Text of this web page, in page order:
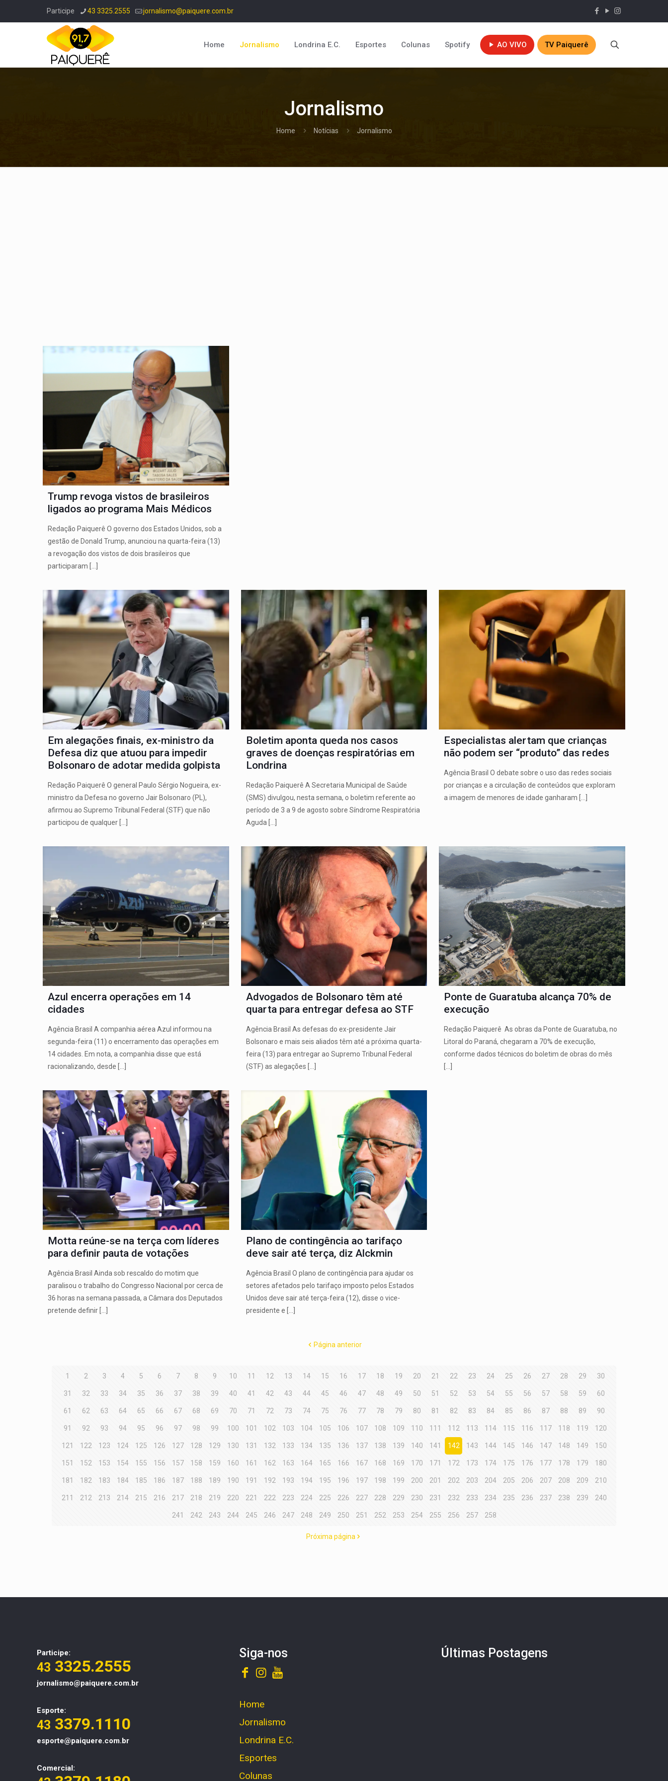
Participe 43 3325.2555 jornalismo@paiquere.com.br
Home Jornalismo Londrina E.C. Esportes Colunas Spotify AO VIVO TV Paiquerê
Jornalismo
Home Notícias Jornalismo
Trump revoga vistos de brasileiros
ligados ao programa Mais Médicos
Redação Paiquerê O governo dos Estados Unidos, sob a
gestão de Donald Trump, anunciou na quarta-feira (13)
a revogação dos vistos de dois brasileiros que
participaram
Em alegações finais, ex-ministro da
Defesa diz que atuou para impedir
Bolsonaro de adotar medida golpista
Redação Paiquerê O general Paulo Sérgio Nogueira, ex-
ministro da Defesa no governo Jair Bolsonaro (PL),
afirmou ao Supremo Tribunal Federal (STF) que não
participou de qualquer[…]
Boletim aponta queda nos casos
graves de doenças respiratórias em
Londrina
Redação Paiquerê A Secretaria Municipal de Saúde
(SMS) divulgou, nesta semana, o boletim referente ao
período de 3 a 9 de agosto sobre Síndrome Respiratória
Aguda
Especialistas alertam que crianças
não podem ser “produto” das redes
Agência Brasil O debate sobre o uso das redes sociais
por crianças e a circulação de conteúdos que exploram
a imagem de menores de idade ganharam
Azul encerra operações em 14
cidades
Agência Brasil A companhia aérea Azul informou na
segunda-feira (11) o encerramento das operações em
14 cidades. Em nota, a companhia disse que está
racionalizando, desde
Advogados de Bolsonaro têm até
quarta para entregar defesa ao STF
Agência Brasil As defesas do ex-presidente Jair
Bolsonaro e mais seis aliados têm até a próxima quarta-
feira (13) para entregar ao Supremo Tribunal Federal
(STF) as alegações
Ponte de Guaratuba alcança 70% de
execução
Redação Paiquerê As obras da Ponte de Guaratuba, no
Litoral do Paraná, chegaram a 70% de execução,
conforme dados técnicos do boletim de obras do mês
Motta reúne-se na terça com líderes
para definir pauta de votações
Agência Brasil Ainda sob rescaldo do motim que
paralisou o trabalho do Congresso Nacional por cerca de
36 horas na semana passada, a Câmara dos Deputados
pretende definir[…]
Plano de contingência ao tarifaço
deve sair até terça, diz Alckmin
Agência Brasil O plano de contingência para ajudar os
setores afetados pelo tarifaço imposto pelos Estados
Unidos deve sair até terça-feira (12), disse o vice-
presidente e
Página anterior
1 2 3 4 5 6 7 8 9 10 11 12 13 14 15 16 17 18 19 20 21 22 23 24 25 26 27 28 29 30
31 32 33 34 35 36 37 38 39 40 41 42 43 44 45 46 47 48 49 50 51 52 53 54 55 56 57 58 59 60
61 62 63 64 65 66 67 68 69 70 71 72 73 74 75 76 77 78 79 80 81 82 83 84 85 86 87 88 89 90
91 92 93 94 95 96 97 98 99 100 101 102 103 104 105 106 107 108 109 110 111 112 113 114 115 116 117 118 119 120
121 122 123 124 125 126 127 128 129 130 131 132 133 134 135 136 137 138 139 140 141 142 143 144 145 146 147 148 149 150
151 152 153 154 155 156 157 158 159 160 161 162 163 164 165 166 167 168 169 170 171 172 173 174 175 176 177 178 179 180
181 182 183 184 185 186 187 188 189 190 191 192 193 194 195 196 197 198 199 200 201 202 203 204 205 206 207 208 209 210
211 212 213 214 215 216 217 218 219 220 221 222 223 224 225 226 227 228 229 230 231 232 233 234 235 236 237 238 239 240
241 242 243 244 245 246 247 248 249 250 251 252 253 254 255 256 257 258
Próxima página
Participe:
43 3325.2555
jornalismo@paiquere.com.br
Esporte:
43 3379.1110
esporte@paiquere.com.br
Comercial:
Siga-nos
Home
Jornalismo
Londrina E.C.
Esportes
Colunas
Últimas Postagens